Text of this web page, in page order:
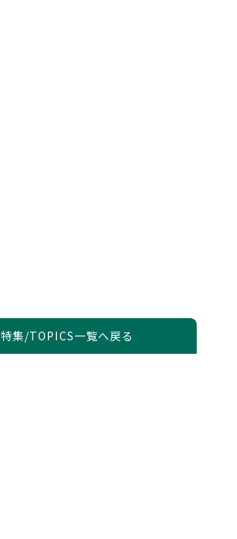
特集/TOPICS一覧へ戻る